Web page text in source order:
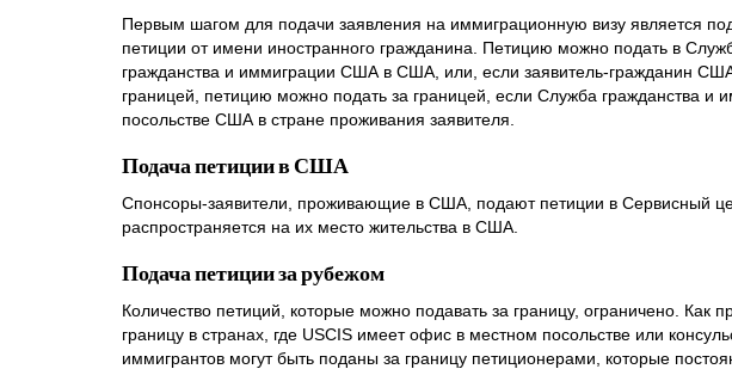
Первым шагом для подачи заявления на иммиграционную визу является
петиции от имени иностранного гражданина. Петицию можно подать в
гражданства и иммиграции США в США, или, если заявитель-гражданин США
границей, петицию можно подать за границей, если Служба гражданства
посольстве США в стране проживания заявителя.
Подача петиции в США
Спонсоры-заявители, проживающие в США, подают петиции в Сервисный
распространяется на их место жительства в США.
Подача петиции за рубежом
Количество петиций, которые можно подавать за границу, ограничено. Как
границу в странах, где USCIS имеет офис в местном посольстве или
иммигрантов могут быть поданы за границу петиционерами, которые